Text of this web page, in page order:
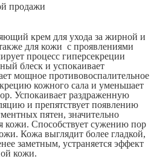
продажи
крем для ухода за жирной и
для кожи с проявлениями
процесс гиперсекреции
блеск и успокаивает
мощное противовоспалительное
кожного сала и уменьшает
Успокаивает раздраженную
и препятствует появлению
пятен, значительно
кожи. Способствует сужению пор
Кожа выглядит более гладкой,
заметным, устраняется эффект
кожи.